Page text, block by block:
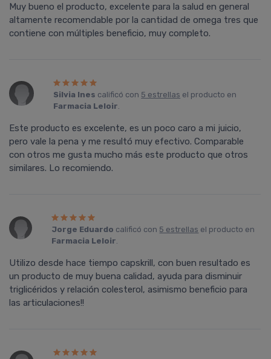
Muy bueno el producto, excelente para la salud en general
altamente recomendable por la cantidad de omega tres que
contiene con múltiples beneficio, muy completo.
Silvia Ines calificó con 5 estrellas el producto en
Farmacia Leloir.
Este producto es excelente, es un poco caro a mi juicio,
pero vale la pena y me resultó muy efectivo. Comparable
con otros me gusta mucho más este producto que otros
similares. Lo recomiendo.
Jorge Eduardo calificó con 5 estrellas el producto en
Farmacia Leloir.
Utilizo desde hace tiempo capskrill, con buen resultado es
un producto de muy buena calidad, ayuda para disminuir
triglicéridos y relación colesterol, asimismo beneficio para
las articulaciones!!